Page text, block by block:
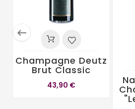

Champagne Deutz
Brut Classic
43,90 €